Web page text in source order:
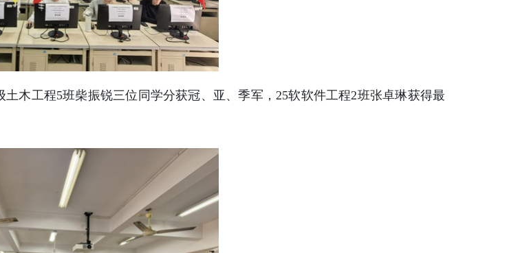
木工程5班柴振锐三位同学分获冠、亚、季军，25软软件工程2班张卓琳获得最